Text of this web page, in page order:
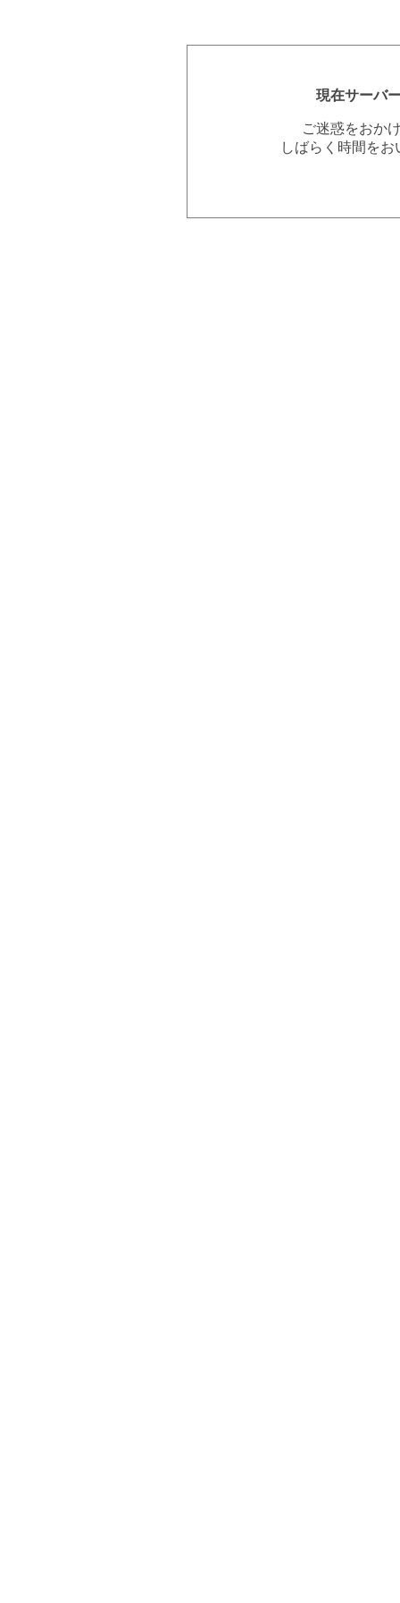
現在サーバ
ご迷惑をおか
しばらく時間を